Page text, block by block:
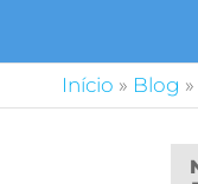
Início » Blog »